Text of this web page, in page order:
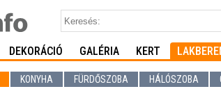
DEKORÁCIÓ GALÉRIA KERT
KONYHA FÜRDŐSZOBA HÁLÓSZOBA